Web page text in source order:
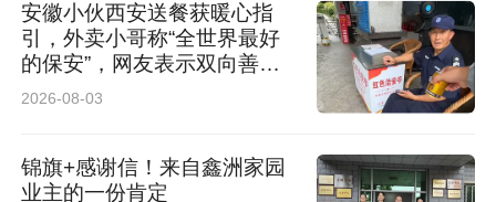
安徽小伙西安送餐获暖心指
引，外卖小哥称“全世界最好
的保安”，网友表示双向善意
温暖相逢
2026-08-03
锦旗+感谢信！来自鑫洲家园
业主的一份肯定